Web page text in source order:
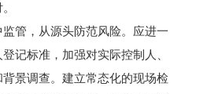
，从源头防范风险。应进一
记标准，加强对实际控制人、
景调查。建立常态化的现场检